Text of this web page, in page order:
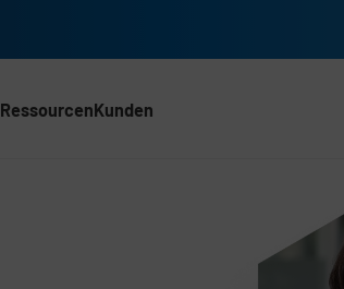
RessourcenKunden